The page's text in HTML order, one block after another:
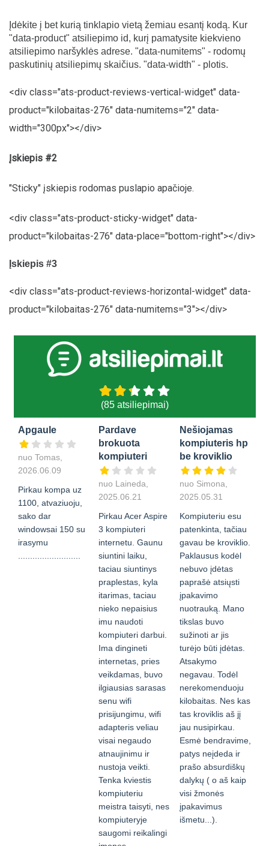
Įdėkite į bet kurią tinklapio vietą žemiau esantį kodą. Kur
"data-product" atsiliepimo id, kurį pamatysite kiekvieno
atsiliepimo naršyklės adrese. "data-numitems" - rodomų
paskutinių atsiliepimų skaičius. "data-width" - plotis.
<div class="ats-product-reviews-vertical-widget" data-
product="kilobaitas-276" data-numitems="2" data-
width="300px"></div>
Įskiepis #2
"Sticky" įskiepis rodomas puslapio apačioje.
<div class="ats-product-sticky-widget" data-
product="kilobaitas-276" data-place="bottom-right"></div>
Įskiepis #3
<div class="ats-product-reviews-horizontal-widget" data-
product="kilobaitas-276" data-numitems="3"></div>